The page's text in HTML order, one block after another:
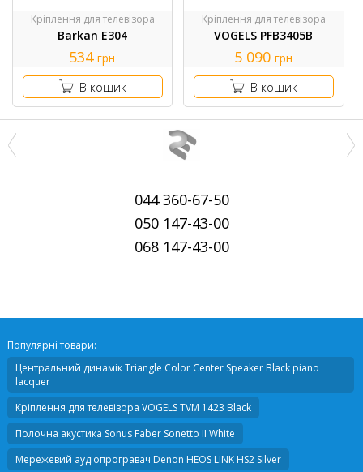
Кріплення для телевізора
Barkan E304
534грн
В кошик
Кріплення для телевізора
VOGELS PFB3405B
5 090 грн
В кошик
044360-67-50
050147-43-00
068147-43-00
Популярні товари:
Центральний динамікTriangle Color Center Speaker Black piano
lacquer
Кріплення для телевізора VOGELS TVM 1423 Black
Полочна акустика Sonus Faber Sonetto II White
Мережевий аудіопрогравач Denon HEOS LINK HS2 Silver